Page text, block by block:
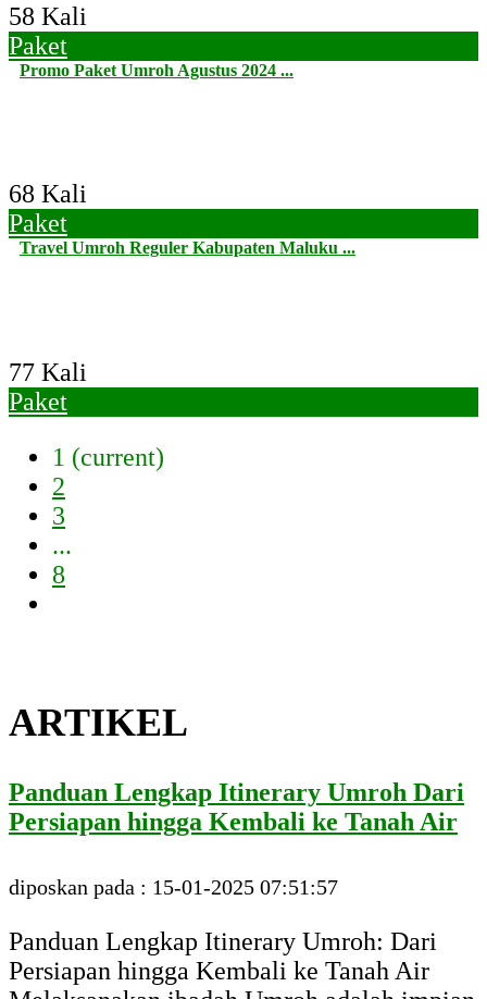
58 Kali
Paket
Promo Paket Umroh Agustus 2024 ...
68 Kali
Paket
Travel Umroh Reguler Kabupaten Maluku ...
77 Kali
Paket
1 (current)
2
3
...
8
ARTIKEL
Panduan Lengkap Itinerary Umroh Dari
Persiapan hingga Kembali ke Tanah Air
diposkan pada : 15-01-2025 07:51:57
Panduan Lengkap Itinerary Umroh: Dari
Persiapan hingga Kembali ke Tanah Air